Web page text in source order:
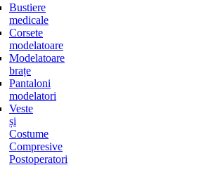
Bustiere
medicale
Corsete
modelatoare
Modelatoare
brațe
Pantaloni
modelatori
Veste
și
Costume
Compresive
Postoperatori